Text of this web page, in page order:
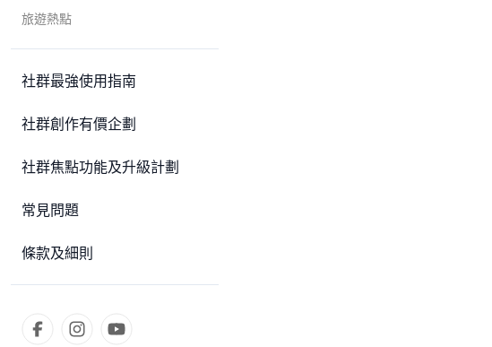
旅遊熱點
社群最強使用指南
社群創作有價企劃
社群焦點功能及升級計劃
常見問題
條款及細則